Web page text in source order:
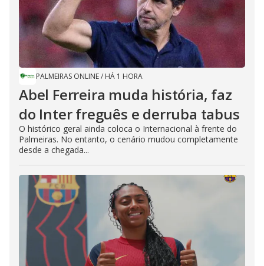
PALMEIRAS ONLINE/ HÁ 1 HORA
Abel Ferreira muda história, faz
do Inter freguês e derruba tabus
O histórico geral ainda coloca o Internacional à frente do
Palmeiras. No entanto, o cenário mudou completamente
desde a chegada...